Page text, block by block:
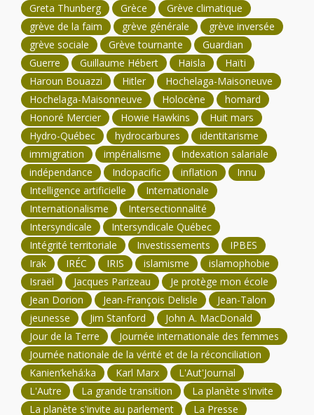
Greta Thunberg
Grèce
Grève climatique
grève de la faim
grève générale
grève inversée
grève sociale
Grève tournante
Guardian
Guerre
Guillaume Hébert Haisla
Haïti
Haroun Bouazzi
Hitler
Hochelaga-Maisoneuve
Hochelaga-Maisonneuve
Holocène
homard
Honoré Mercier
Howie Hawkins
Huit mars
Hydro-Québec
hydrocarbures
identitarisme
immigration
impérialisme
Indexation salariale
indépendance
Indopacific inflation
Innu
Intelligence artificielle
Internationale
Internationalisme
Intersectionnalité
Intersyndicale
Intersyndicale Québec
Intégrité territoriale
Investissements
IPBES
Irak
IRÉC IRIS islamisme
islamophobie
Israël
Jacques Parizeau
Je protège mon école
Jean Dorion
Jean-François Delisle
Jean-Talon
jeunesse
Jim Stanford
John A. MacDonald
Jour de la Terre
Journée internationale des femmes
Journée nationale de la vérité et de la réconciliation
Kanien’kehá:ka
Karl Marx
L'Aut'Journal
L'Autre
La grande transition
La planète s'invite
La planète s'invite au parlement
La Presse